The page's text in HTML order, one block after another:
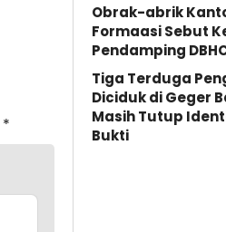
*
Obrak-abrik
Formaasi Sebut
Pendamping
Tiga Terduga
Diciduk di Geger
Masih Tutup
Bukti